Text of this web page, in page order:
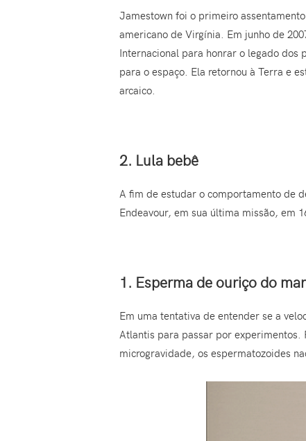
Jamestown foi o primeiro
americano de Virgínia. Em junho de
Internacional para honrar o legado dos
para o espaço. Ela retornou à Terra e
arcaico.
2. Lula bebê
A fim de estudar o comportamento de
Endeavour, em sua última missão, em
1. Esperma de ouriço do mar
Em uma tentativa de entender se a
Atlantis para passar por
microgravidade, os espermatozoides